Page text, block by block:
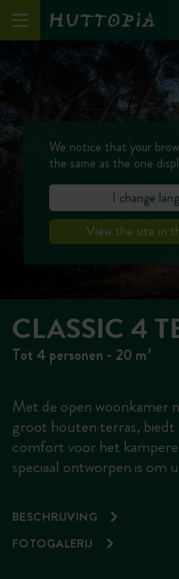
CLASSIC 4
Tot 4 personen - 20 m²
Met de open woonkamer
groot houten terras,
comfort voor het
speciaal ontworpen is om
BESCHRIJVING
FOTOGALERIJ
We notice that your
the same as the one
I change
View the site in